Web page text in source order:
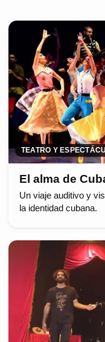
TEATRO Y
El alma de
Un viaje auditivo y
la identidad cubana.